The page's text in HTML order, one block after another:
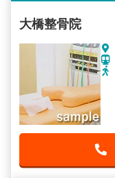
大橋整骨院